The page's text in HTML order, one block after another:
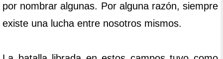
por nombrar algunas. Por alguna razón, siempre
existe una lucha entre nosotros mismos.